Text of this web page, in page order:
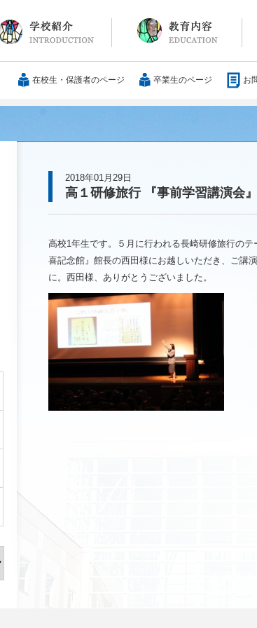
校長メッセージ
教育方針・沿革
施設紹介
交通アクセス 25歳の男づくり
カリキュラム
教科
国際交流
大学合格実績
在校生・保護者のページ 卒業生のページ お
2018年01月29日
高１研修旅行 『事前学習講演会』
高校1年生です。５月に行われる長崎研修旅行の
喜記念館』館長の西田様にお越しいただき、ご講
に。西田様、ありがとうございました。